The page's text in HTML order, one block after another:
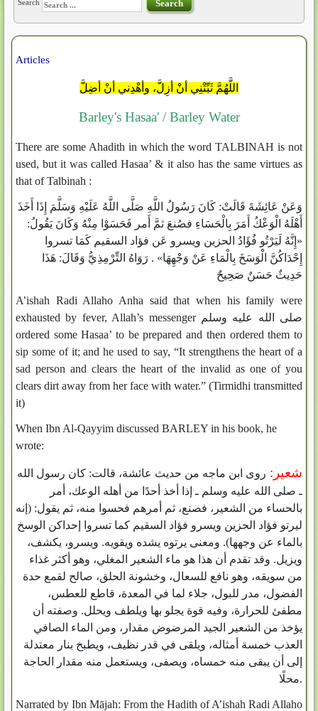
Search Search
Articles
اللَّهُمَّ ثَبِّتْنِي أنْ أزِلَّ، وأهْدِني أنْ أضِلَّ
Barley's Hasaa' / Barley Water
There are some Ahadith in which the word TALBINAH is not
used, but it was called Hasaa’ & it also has the same virtues as
that of Talbinah :
وَعَنْ عَائِشَةَ قَالَتْ: كَانَ رَسُولُ اللَّهِ صَلَّى اللَّهُ عَلَيْهِ وَسَلَّمَ إِذَا أَخَذَ
أَهْلَهُ الْوَعْكُ أَمَرَ بِالْحَسَاءِ فصُنعَ ثمَّ أَمر فَحَسَوْا مِنْهُ وَكَانَ يَقُولُ:
«إِنَّهُ لَيَرْتُو فُؤَادُ الحزين ويسرو عَن فؤاد السقيم كَمَا تسروا
إِحْدَاكُنَّ الْوَسَخَ بِالْمَاءِ عَنْ وَجْهِهَا» . رَوَاهُ التِّرْمِذِيُّ وَقَالَ: هَذَا
حَدِيثٌ حَسَنٌ صَحِيحٌ
A’ishah Radi Allaho Anha said that when his family were
exhausted by fever, Allah’s messenger صلى الله عليه وسلم
ordered some Hasaa’ to be prepared and then ordered them to
sip some of it; and he used to say, “It strengthens the heart of a
sad person and clears the heart of the invalid as one of you
clears dirt away from her face with water.” (Tirmidhi transmitted
it)
When Ibn Al-Qayyim discussed BARLEY in his book, he
wrote:
شعير: روى ابن ماجه من حديث عائشة، قالت‏:‏ كان رسول الله
ـ صلى الله عليه وسلم ـ إذا أخذ أحدًا من أهله الوعك، أمر
بالحساء من الشعير، فصنع، ثم أمرهم فحسوا منه، ثم يقول‏:‏ ‏(‏إنه
ليرتو فؤاد الحزين ويسرو فؤاد السقيم كما تسروا إحداكن الوسخ
بالماء عن وجهها‏)‏‏.‏ ومعنى يرتوه يشده ويقويه‏.‏ ويسرو، يكشف،
ويزيل‏.‏ وقد تقدم أن هذا هو ماء الشعير المغلي، وهو أكثر غذاء
من سويقه، وهو نافع للسعال، وخشونة الحلق، صالح لقمع حدة
الفضول، مدر للبول، جلاء لما في المعدة، قاطع للعطس،
مطفئ للحرارة، وفيه قوة يجلو بها ويلطف ويحلل‏.‏ وصفته أن
يؤخذ من الشعير الجيد المرضوض مقدار، ومن الماء الصافي
العذب خمسة أمثاله، ويلقى في قدر نظيف، ويطبخ بنار معتدلة
إلى أن يبقى منه خمساه، ويصفى، ويستعمل منه مقدار الحاجة
محلًا‏.
Narrated by Ibn Mājah: From the Hadith of A’ishah Radi Allaho